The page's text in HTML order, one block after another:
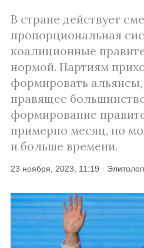
В стране действует
пропорциональная
коалиционные
нормой. Партиям
формировать
правящее
формирование
примерно месяц, но
и больше времени.
23 ноября, 2023, 11:19 ·